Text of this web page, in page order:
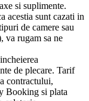
si suplimente.
acestia sunt cazati in
de camere sau
va rugam sa ne
de plecare. Tarif
contractului,
Booking si plata